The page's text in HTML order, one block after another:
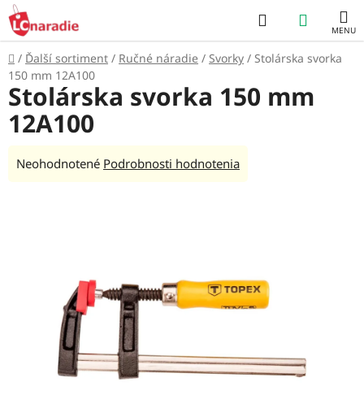
Prejsť
na
obsah
Hľadať
KOŠÍK
Domov
/ Ďalší sortiment / Ručné náradie / Svorky / Stolárska svorka
150 mm 12A100
Stolárska svorka 150 mm
12A100
Priemerné
hviezdičiek.
Neohodnotené Podrobnosti hodnotenia